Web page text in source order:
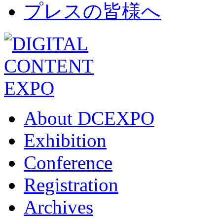
プレスの皆様へ
About DCEXPO
Exhibition
Conference
Registration
Archives